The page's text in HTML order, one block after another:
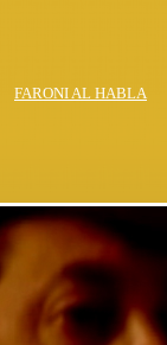
FARONI AL HABLA